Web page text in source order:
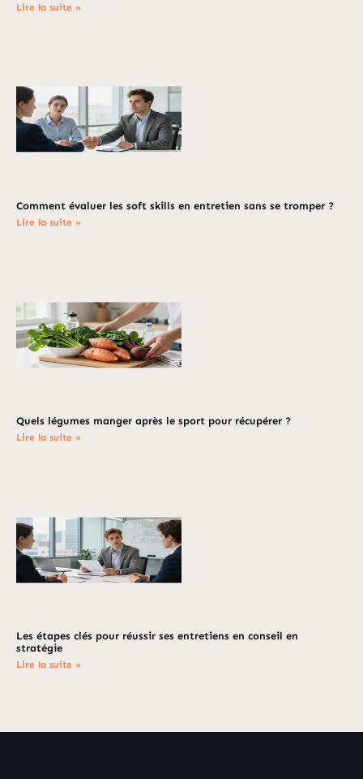
Lire la suite »
Comment évaluer les soft skills en entretien sans se tromper ?
Lire la suite »
Quels légumes manger après le sport pour récupérer ?
Lire la suite »
Les étapes clés pour réussir ses entretiens en conseil en
stratégie
Lire la suite »